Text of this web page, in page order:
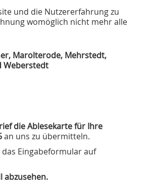
Marolterode, Mehrstedt,
Weberstedt
die Ablesekarte für Ihre
an uns zu übermitteln.
Eingabeformular auf
abzusehen.
und die Nutzererfahrung zu
womöglich nicht mehr alle